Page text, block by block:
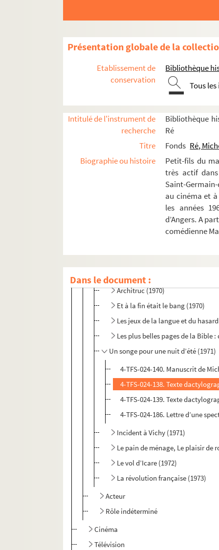
Présentation globale de la
Etablissement de
conservation
Bibliothèque
Tous
Intitulé de l'instrument de
recherche
Bibliothèque
Ré
Titre
Fonds Ré,
Biographie ou histoire
Petit-fils du
très actif
Saint-
au cinéma et
les années
d’Angers. A
comédienne
Dans le document :
La reine morte (1959)
La bonne Anna (1961 ; reprise)
Androclès et le lion (1962)
Malbrough s’en va t’en guerre
Protée (1965)
Malbrough s’en va t’en guerre
Un chapeau de paille d’Italie
Architruc (1970)
Et à la fin était le bang (1970)
Les jeux de la langue et du
Les plus belles pages de la Bible
Un songe pour une nuit d’été (1971)
4-TFS-024-140. Manuscrit de
4-TFS-024-138. Texte
4-TFS-024-139. Texte
4-TFS-024-186. Lettre d’une
Incident à Vichy (1971)
Le pain de ménage, Le plaisir de
Le vol d’Icare (1972)
La révolution française (1973)
Acteur
Rôle indéterminé
Cinéma
Télévision